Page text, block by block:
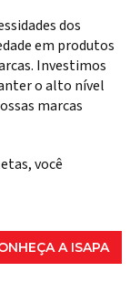
dos
em produtos
Investimos
o alto nível
marcas
você
A ISAPA